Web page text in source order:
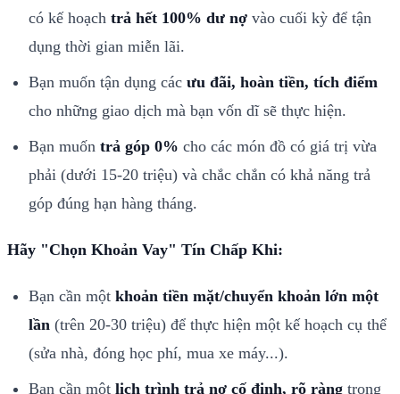
có kế hoạch trả hết 100% dư nợ vào cuối kỳ để tận
dụng thời gian miễn lãi.
Bạn muốn tận dụng các ưu đãi, hoàn tiền, tích điểm
cho những giao dịch mà bạn vốn dĩ sẽ thực hiện.
Bạn muốn trả góp 0% cho các món đồ có giá trị vừa
phải (dưới 15-20 triệu) và chắc chắn có khả năng trả
góp đúng hạn hàng tháng.
Hãy "Chọn Khoản Vay" Tín Chấp Khi:
Bạn cần một khoản tiền mặt/chuyển khoản lớn một
lần (trên 20-30 triệu) để thực hiện một kế hoạch cụ thể
(sửa nhà, đóng học phí, mua xe máy...).
Bạn cần một lịch trình trả nợ cố định, rõ ràng trong